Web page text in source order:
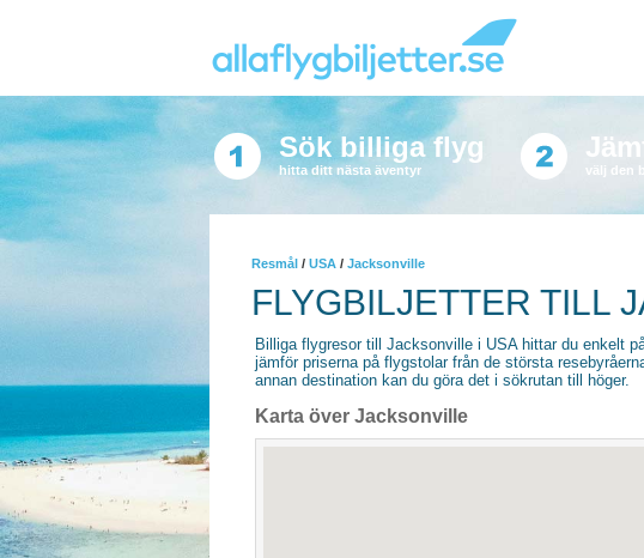
Sök billiga flyg
hitta ditt nästa äventyr välj den
Resmål / USA / Jacksonville
FLYGBILJETTER TILL
Billiga flygresor till Jacksonville i USA hittar du enkelt
jämför priserna på flygstolar från de största
annan destination kan du göra det i sökrutan till höger.
Karta över Jacksonville